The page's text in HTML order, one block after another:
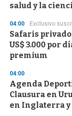
salud y la
04:00 Exclusivo
Safaris
US$ 3.000 por
premium
04:00
Agenda
Clausura en
en Inglaterra y